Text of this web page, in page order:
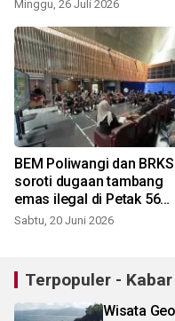
Minggu, 26 Juli 2026
BEM Poliwangi dan BRKS
soroti dugaan tambang
emas ilegal di Petak 56
Banyuwangi
Sabtu, 20 Juni 2026
Terpopuler -
Wisata